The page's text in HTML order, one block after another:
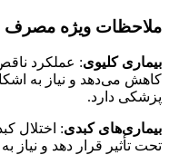
ملاحظات ویژه مصرف
بیماری کلیوی
کاهش می‌دهد و نیاز به
پزشکی دارد.
بیماری‌های کبدی
تحت تأثیر قرار دهد و نیاز